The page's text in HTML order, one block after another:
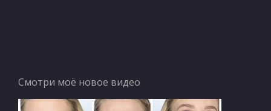
Смотри моё новое видео